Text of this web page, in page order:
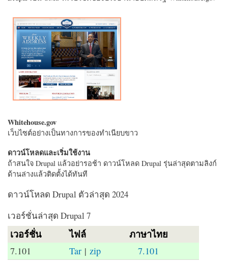
Whitehouse.gov
เว็บไซต์อย่างเป็นทางการของทำเนียบขาว
ดาวน์โหลดและเริ่มใช้งาน
ถ้าสนใจ Drupal แล้วอย่ารอช้า ดาวน์โหลด Drupal รุ่นล่าสุดตามลิงก์
ด้านล่างแล้วติดตั้งได้ทันที
ดาวน์โหลด Drupal ตัวล่าสุด 2024
เวอร์ชั่นล่าสุด Drupal 7
เวอร์ชั่น ไฟล์ ภาษาไทย
7.101 Tar |zip 7.101